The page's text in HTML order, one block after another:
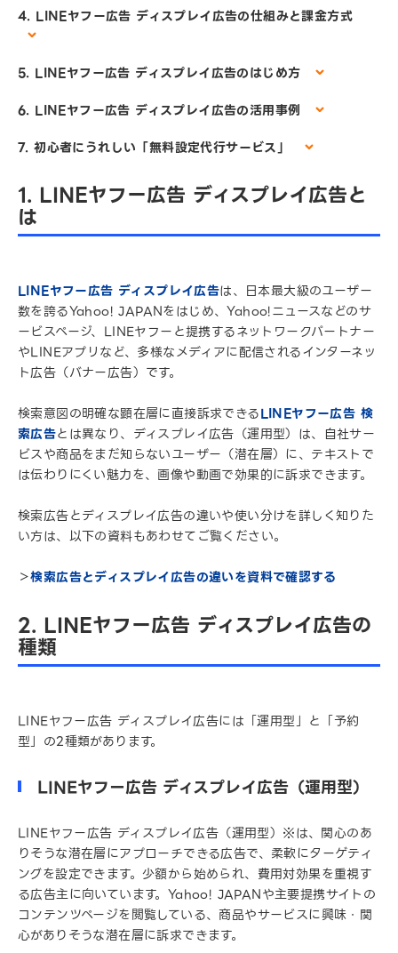
4. LINEヤフー広告 ディスプレイ広告の仕組みと課金方式
5. LINEヤフー広告 ディスプレイ広告のはじめ方
6. LINEヤフー広告 ディスプレイ広告の活用事例
7. 初心者にうれしい「無料設定代行サービス」
1. LINEヤフー広告 ディスプレイ広告と
は
LINEヤフー広告 ディスプレイ広告は、日本最大級のユーザー
数を誇るYahoo! JAPANをはじめ、Yahoo!ニュースなどのサ
ービスページ、LINEヤフーと提携するネットワークパートナー
やLINEアプリなど、多様なメディアに配信されるインターネッ
ト広告（バナー広告）です。
検索意図の明確な顕在層に直接訴求できるLINEヤフー広告 検
索広告とは異なり、ディスプレイ広告（運用型）は、自社サー
ビスや商品をまだ知らないユーザー（潜在層）に、テキストで
は伝わりにくい魅力を、画像や動画で効果的に訴求できます。
検索広告とディスプレイ広告の違いや使い分けを詳しく知りた
い方は、以下の資料もあわせてご覧ください。
＞検索広告とディスプレイ広告の違いを資料で確認する
2. LINEヤフー広告 ディスプレイ広告の
種類
LINEヤフー広告 ディスプレイ広告には「運用型」と「予約
型」の2種類があります。
LINEヤフー広告 ディスプレイ広告（運用型）
LINEヤフー広告 ディスプレイ広告（運用型）※は、関心のあ
りそうな潜在層にアプローチできる広告で、柔軟にターゲティ
ングを設定できます。少額から始められ、費用対効果を重視す
る広告主に向いています。Yahoo! JAPANや主要提携サイトの
コンテンツページを閲覧している、商品やサービスに興味・関
心がありそうな潜在層に訴求できます。